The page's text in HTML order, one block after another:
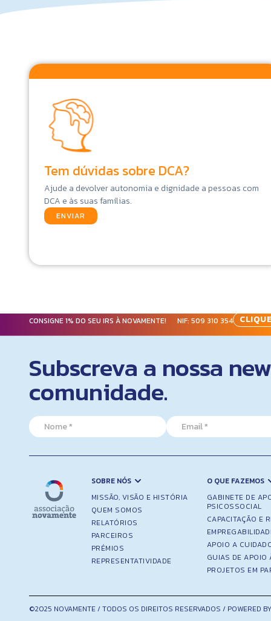
Tem dúvidas sobre DCA?
Ajude a devolver autonomia e dignidade a pessoas com
DCA e às suas famílias.
ENVIAR
CONSIGNE 1% DO SEU IRS À NOVAMENTE! NIF: 509 310 354
Subscreva a nossa
comunidade.
N
a
e
l
N
a
e
E
m
i
SOBRE NÓS
MISSÃO, VISÃO E HISTÓRIA
QUEM SOMOS
RELATÓRIOS
PARCEIROS
PRÉMIOS
REPRESENTATIVIDADE
O QUE FAZEMOS
GABINETE DE
PSICOSSOCIAL
CAPACITAÇÃO E
APOIO A
GUIAS DE APOIO
PROJETOS EM
©2025 NOVAMENTE / TODOS OS DIREITOS RESERVADOS / POWERED